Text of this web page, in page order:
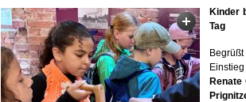
Kinder
Tag